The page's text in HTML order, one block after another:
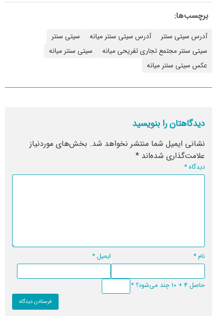
برچسب‌ها:
آدرس سیتی سنتر آدرس سیتی سنتر میانه
سیتی سنتر
سیتی سنتر مجتمع تجاری تفریحی میانه
سیتی سنتر میانه
عکس سیتی سنتر میانه
دیدگاهتان را بنویسید
نشانی ایمیل شما منتشر نخواهد شد. بخش‌های موردنیاز
علامت‌گذاری شده‌اند *
دیدگاه*
نام* ایمیل*
حاصل 4 + 10 چند می‌شود؟ *